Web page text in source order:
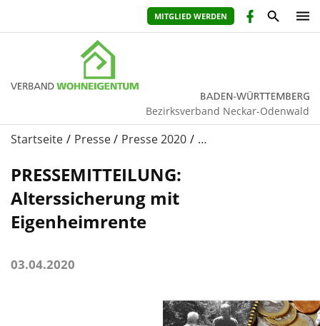
MITGLIED WERDEN
Bezirksverband Neckar-Odenwald
Startseite Presse Presse 2020 …
PRESSEMITTEILUNG:
Alterssicherung mit
Eigenheimrente
03.04.2020